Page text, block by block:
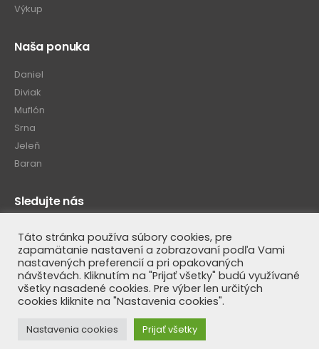
Výkup
Naša ponuka
Daniel
Diviak
Muflón
Srna
Jeleň
Baran
Sledujte nás
© Luteus SK 2020. All Rights Reserved
Táto stránka používa súbory cookies, pre
zapamätanie nastavení a zobrazovaní podľa Vami
nastavených preferencií a pri opakovaných
návštevách. Kliknutím na "Prijať všetky" budú využívané
všetky nasadené cookies. Pre výber len určitých
cookies kliknite na "Nastavenia cookies".
Nastavenia cookies Prijať všetky